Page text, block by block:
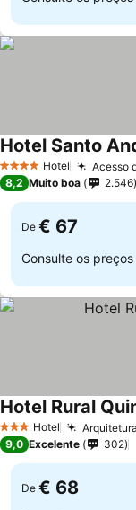
4 EstrelasHotel Acesso
Hotel Santo
8,2 Muito boa 2.546
De € 67
Consulte os
3 EstrelasHotel
Hotel Rural
9,0 Excelente 302
De € 68